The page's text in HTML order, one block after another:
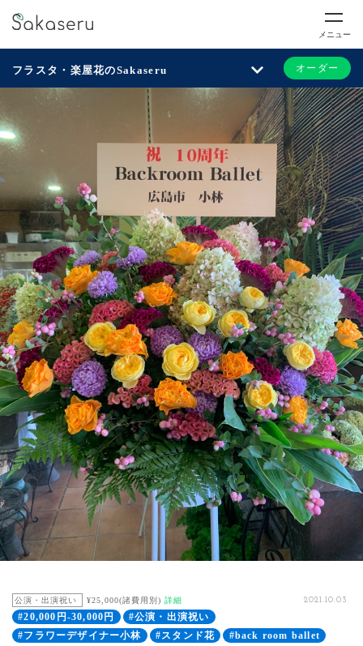
メニュー
フラスタ・楽屋花のSakaseru オーダー
公演・出演祝い ¥25,000(諸費用別) 詳細 2021.10.03
#20,000円-30,000円
#公演・出演祝い
#フラワーデザイナー小林
#スタンド花
#back room ballet